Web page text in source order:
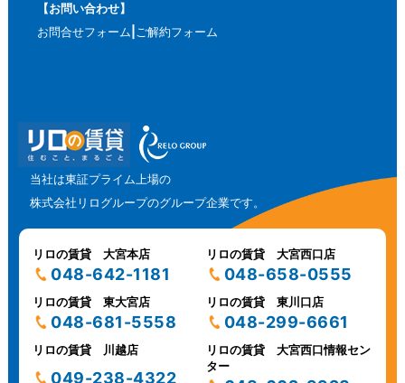
【お問い合わせ】
お問合せフォーム ご解約フォーム
当社は東証プライム上場の
株式会社リログループのグループ企業です。
リロの賃貸 大宮本店
048-642-1181
リロの賃貸 大宮西口店
048-658-0555
リロの賃貸 東大宮店
048-681-5558
リロの賃貸 東川口店
048-299-6661
リロの賃貸 川越店
049-238-4322
リロの賃貸 大宮西口情報セン
ター